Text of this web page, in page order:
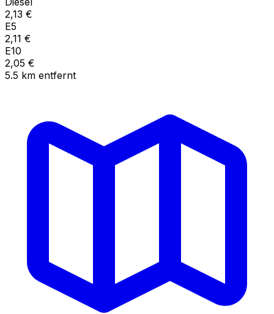
2,13 €
E5
2,11 €
E10
2,05 €
5.5 km entfernt